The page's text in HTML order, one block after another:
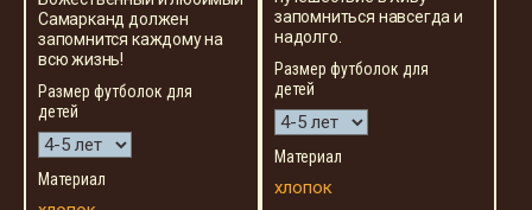
Самарканд должен
запомнится каждому на
всю жизнь!
Размер футболок для
детей
Материал
запомниться навсегда и
надолго.
Размер футболок для
детей
Материал
хлопок